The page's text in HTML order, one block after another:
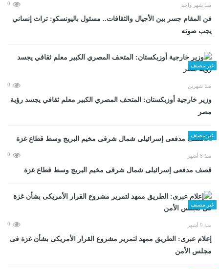
منذ شهر واحد 0
فن المقام جسر بين الأجيال والثقافات.. مسئول باليونسكو: تراث إنساني
يجب صونه
غير مصنف
منذ شهرين 0
وزير خارجية أوزبكستان: المتحف المصري الكبير معلم ثقافي يجسد رؤية
مصر
غير مصنف
منذ 8 أشهر 0
قصف مدفعى إسرائيلى شمال شرقى مخيم البريج وسط قطاع غزة
غير مصنف
منذ 9 أشهر 0
إعلام عبرى: الطريق ممهد لتمرير مشروع القرار الأمريكى بشأن غزة فى
مجلس الأمن